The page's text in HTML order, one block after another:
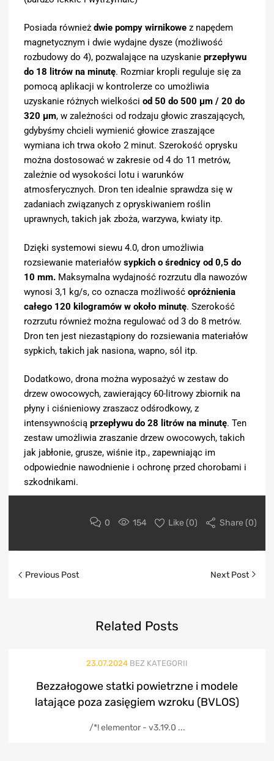
Posiada również dwie pompy wirnikowe z napędem
magnetycznym i dwie wydajne dysze (możliwość
rozbudowy do 4), pozwalające na uzyskanie przepływu
do 18 litrów na minutę. Rozmiar kropli reguluje się za
pomocą aplikacji w kontrolerze co umożliwia
uzyskanie różnych wielkości od 50 do 500 μm / 20 do
320 μm, w zależności od rodzaju głowic zraszających,
gdybyśmy chcieli wymienić głowice zraszające
wymiana ich trwa około 2 minut. Szerokość oprysku
można dostosować w zakresie od 4 do 11 metrów,
zależnie od wysokości lotu i warunków
atmosferycznych. Dron ten idealnie sprawdza się w
zadaniach związanych z opryskiwaniem roślin
uprawnych, takich jak zboża, warzywa, kwiaty itp.
Dzięki systemowi siewu 4.0, dron umożliwia
rozsiewanie materiałów sypkich o średnicy od 0,5 do
10 mm. Maksymalna wydajność rozrzutu dla nawozów
wynosi 3,1 kg/s, co oznacza możliwość opróżnienia
całego 120 kilogramów w około minutę. Szerokość
rozrzutu również można regulować od 3 do 8 metrów.
Dron ten jest niezastąpiony do rozsiewania materiałów
sypkich, takich jak nasiona, wapno, sól itp.
Dodatkowo, drona można wyposażyć w zestaw do
drzew owocowych, zawierający 60-litrowy zbiornik na
płyny i ciśnieniowy zraszacz odśrodkowy, z
intensywnością przepływu do 28 litrów na minutę. Ten
zestaw umożliwia zraszanie drzew owocowych, takich
jak jabłonie, grusze, wiśnie itp., zapewniając im
odpowiednie nawodnienie i ochronę przed chorobami i
szkodnikami.
0 154 Like (0) Share (0)
Previous Post Next Post
Related Posts
23.07.2024 BEZ KATEGORII
Bezzałogowe statki powietrzne i modele
latające poza zasięgiem wzroku (BVLOS)
/*! elementor - v3.19.0 ...